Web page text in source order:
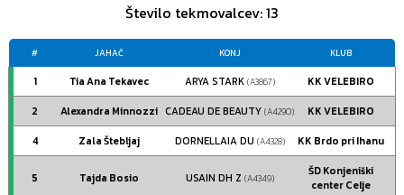
Število tekmovalcev: 13
# JAHAČ KONJ KLUB
1 Tia Ana Tekavec ARYA STARK (A3867) KK VELEBIRO
2 Alexandra Minnozzi CADEAU DE BEAUTY(A4290) KK VELEBIRO
4 Zala Štebljaj DORNELLAIA DU (A4328) KK Brdo pri Ihanu
5 Tajda Bosio USAIN DH Z (A4349)
ŠD Konjeniški
center Celje